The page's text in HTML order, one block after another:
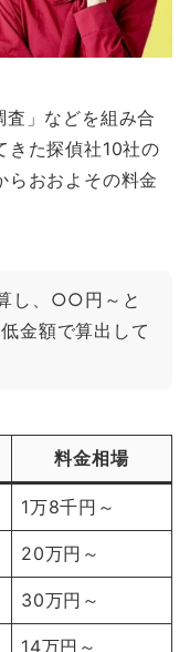
」などを組み合
きた探偵社10社の
らおおよその料金
し、○○円～と
金額で算出して
料金相場
1万8千円～
20万円～
30万円～
14万円～